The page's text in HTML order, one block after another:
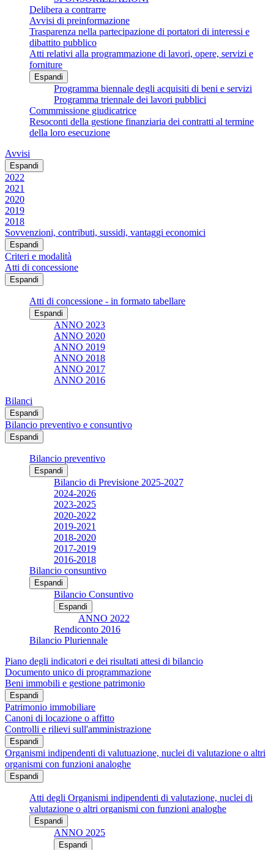
Delibera a contrarre
Avvisi di preinformazione
Trasparenza nella partecipazione di portatori di interessi e
dibattito pubblico
Atti relativi alla programmazione di lavori, opere, servizi e
forniture
Espandi
Programma biennale degli acquisiti di beni e servizi
Programma triennale dei lavori pubblici
Commmissione giudicatrice
Resoconti della gestione finanziaria dei contratti al termine
della loro esecuzione
Avvisi
Espandi
2022
2021
2020
2019
2018
Sovvenzioni, contributi, sussidi, vantaggi economici
Espandi
Criteri e modalità
Atti di concessione
Espandi
Atti di concessione - in formato tabellare
Espandi
ANNO 2023
ANNO 2020
ANNO 2019
ANNO 2018
ANNO 2017
ANNO 2016
Bilanci
Espandi
Bilancio preventivo e consuntivo
Espandi
Bilancio preventivo
Espandi
Bilancio di Previsione 2025-2027
2024-2026
2023-2025
2020-2022
2019-2021
2018-2020
2017-2019
2016-2018
Bilancio consuntivo
Espandi
Bilancio Consuntivo
Espandi
ANNO 2022
Rendiconto 2016
Bilancio Pluriennale
Piano degli indicatori e dei risultati attesi di bilancio
Documento unico di programmazione
Beni immobili e gestione patrimonio
Espandi
Patrimonio immobiliare
Canoni di locazione o affitto
Controlli e rilievi sull'amministrazione
Espandi
Organismi indipendenti di valutuazione, nuclei di valutazione o altri
organismi con funzioni analoghe
Espandi
Atti degli Organismi indipendenti di valutazione, nuclei di
valutazione o altri organismi con funzioni analoghe
Espandi
ANNO 2025
Espandi